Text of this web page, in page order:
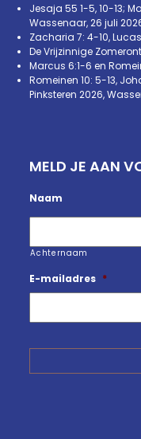
Jesaja 55 1-5, 10-13;
Wassenaar, 26 juli
Zacharia 7: 4-10,
De Vrijzinnige
Marcus 6:1-6 en
Romeinen 10: 5-13,
Pinksteren 2026,
MELD JE AAN
Naam
Achternaam
E-mailadres *